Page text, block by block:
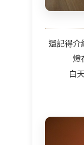
還記得介
燈
白